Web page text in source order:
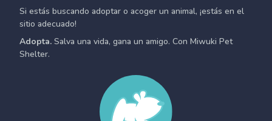
Si estás buscando adoptar o acoger un animal, ¡estás en el
sitio adecuado!
Adopta. Salva una vida, gana un amigo. Con Miwuki Pet
Shelter.